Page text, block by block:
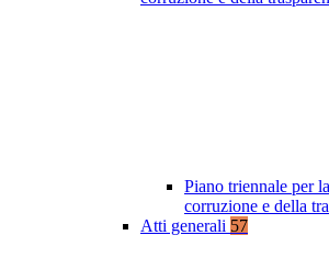
Piano triennale per
corruzione e della
Atti generali 57